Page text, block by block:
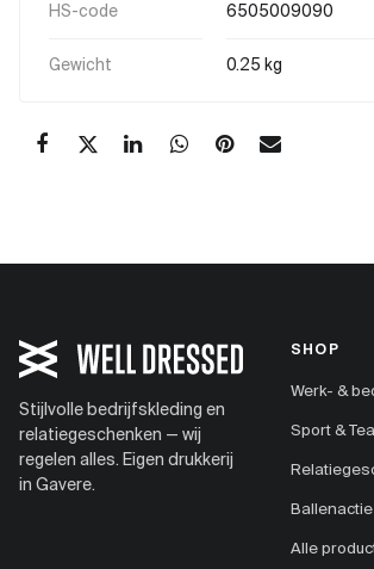
HS-code 6505009090
Gewicht 0.25 kg
Stijlvolle bedrijfskleding en
relatiegeschenken — wij
regelen alles. Eigen drukkerij
in Gavere.
SHOP
Werk- &
Sport &
Ballenactie
Alle